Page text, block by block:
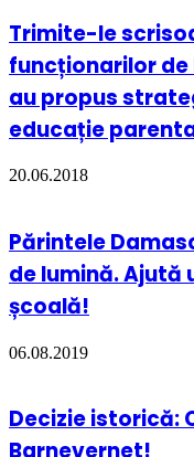
Trimite-le
funcționarilor de
au propus
educație
20.06.2018
Părintele
de lumină. Ajută
școală!
06.08.2019
Decizie istorică: